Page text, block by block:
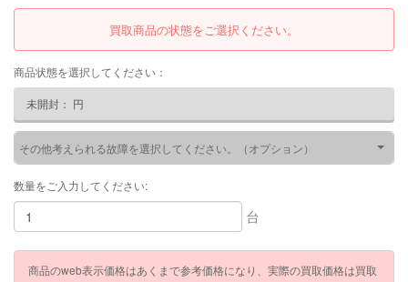
買取商品の状態をご選択ください。
商品状態を選択してください：
未開封： 円
その他考えられる故障を選択してください。（オプション）
数量をご入力してください:
台
商品のweb表示価格はあくまで参考価格になり、実際の買取価格は買取